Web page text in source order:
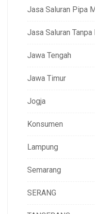
Jasa Saluran Pipa
Jasa Saluran Tanpa
Jawa Tengah
Jawa Timur
Jogja
Konsumen
Lampung
Semarang
SERANG